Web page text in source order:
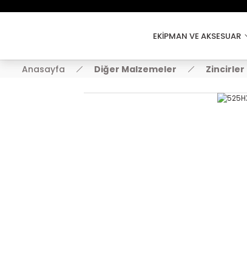
EKİPMAN VE AKSESUAR
Anasayfa Diğer Malzemeler Zincirler